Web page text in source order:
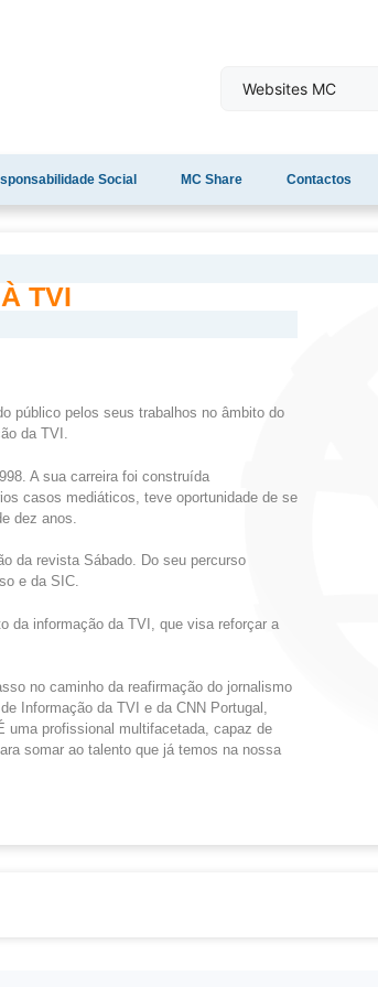
Social MC Share Contactos
TVI
público pelos seus trabalhos no âmbito do
da TVI.
A sua carreira foi construída
casos mediáticos, teve oportunidade de se
dez anos.
da revista Sábado. Do seu percurso
e da SIC.
da informação da TVI, que visa reforçar a
no caminho da reafirmação do jornalismo
Informação da TVI e da CNN Portugal,
uma profissional multifacetada, capaz de
somar ao talento que já temos na nossa